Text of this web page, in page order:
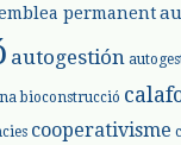
permanent
autogestión
bioconstrucció
cooperativisme